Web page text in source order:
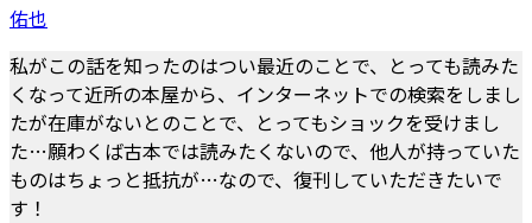
佑也
私がこの話を知ったのはつい最近のことで、とっても読みた
くなって近所の本屋から、インターネットでの検索をしまし
たが在庫がないとのことで、とってもショックを受けまし
た…願わくば古本では読みたくないので、他人が持っていた
ものはちょっと抵抗が…なので、復刊していただきたいで
す！